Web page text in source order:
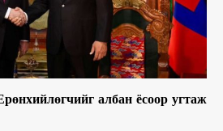
албан ёсоор угтаж